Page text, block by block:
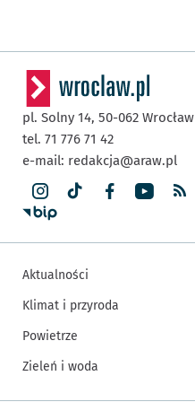
pl. Solny 14, 50-062 Wrocław
tel. 71 776 71 42
e-mail: redakcja@araw.pl
Aktualności
Klimat i przyroda
Powietrze
Zieleń i woda